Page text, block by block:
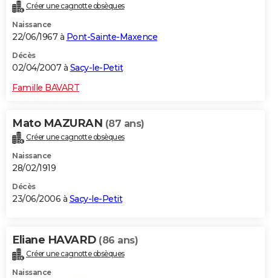
Créer une cagnotte obsèques
Naissance
22/06/1967 à Pont-Sainte-Maxence
Décès
02/04/2007 à Sacy-le-Petit
Famille BAVART
Mato MAZURAN (87 ans)
Créer une cagnotte obsèques
Naissance
28/02/1919
Décès
23/06/2006 à Sacy-le-Petit
Eliane HAVARD (86 ans)
Créer une cagnotte obsèques
Naissance